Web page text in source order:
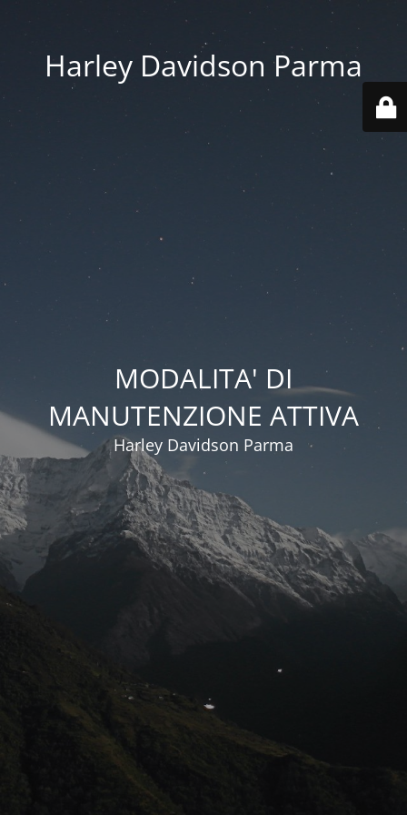
Harley Davidson Parma
MODALITA' DI
MANUTENZIONE ATTIVA
Harley Davidson Parma